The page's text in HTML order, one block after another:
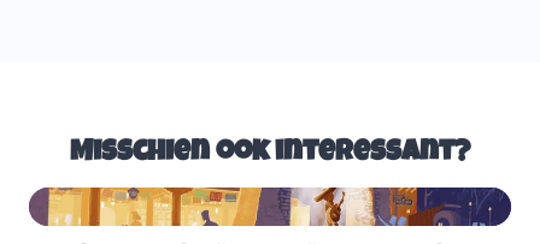
Misschien ook interessant?